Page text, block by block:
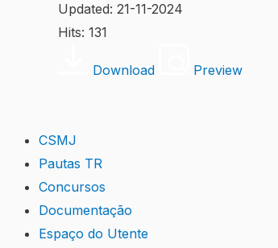
Updated: 21-11-2024
Hits: 131
Download Preview
CSMJ
Pautas TR
Concursos
Documentação
Espaço do Utente